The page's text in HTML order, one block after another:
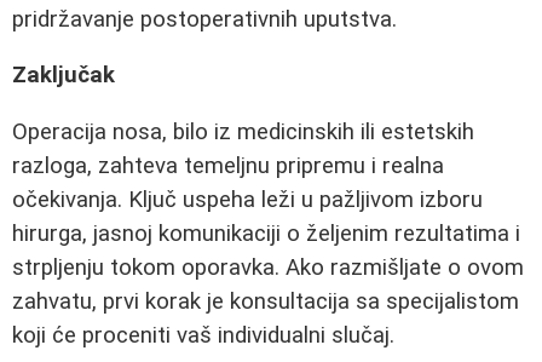
pridržavanje postoperativnih uputstva.
Zaključak
Operacija nosa, bilo iz medicinskih ili estetskih
razloga, zahteva temeljnu pripremu i realna
očekivanja. Ključ uspeha leži u pažljivom izboru
hirurga, jasnoj komunikaciji o željenim rezultatima i
strpljenju tokom oporavka. Ako razmišljate o ovom
zahvatu, prvi korak je konsultacija sa specijalistom
koji će proceniti vaš individualni slučaj.